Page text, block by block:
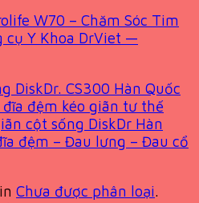
W70 – Chăm Sóc Tim
cụ Y Khoa DrViet —
DiskDr. CS300 Hàn Quốc
đệm kéo giãn tư thế
cột sống DiskDr Hàn
đệm – Đau lưng – Đau cổ
Chưa được phân loại.